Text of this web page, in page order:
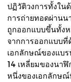
ปฏิวัติวงการทั้งใ
การถ่ายทอดผ่านน
ถูกออกแบบขึ้นทั้งห
จากการออกแบบที่
เอกลักษณ์ของแบร
14 เหลี่ยมของนา
หนึ่งของเอกลักษ